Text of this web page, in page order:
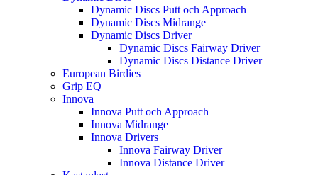
Dynamic Discs Putt och Approach
Dynamic Discs Midrange
Dynamic Discs Driver
Dynamic Discs Fairway Driver
Dynamic Discs Distance Driver
European Birdies
Grip EQ
Innova
Innova Putt och Approach
Innova Midrange
Innova Drivers
Innova Fairway Driver
Innova Distance Driver